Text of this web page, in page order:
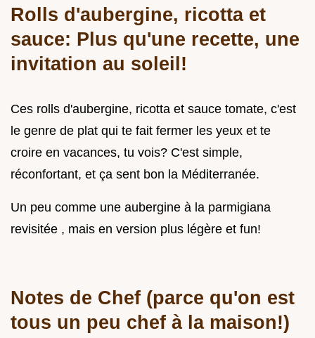
Rolls d'aubergine, ricotta et
sauce: Plus qu'une recette, une
invitation au soleil!
Ces rolls d'aubergine, ricotta et sauce tomate, c'est
le genre de plat qui te fait fermer les yeux et te
croire en vacances, tu vois? C'est simple,
réconfortant, et ça sent bon la Méditerranée.
Un peu comme une aubergine à la parmigiana
revisitée , mais en version plus légère et fun!
Notes de Chef (parce qu'on est
tous un peu chef à la maison!)